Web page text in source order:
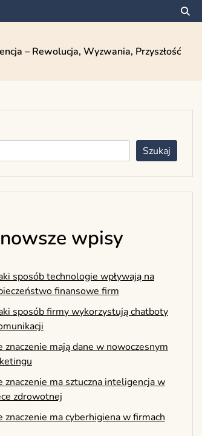
– Rewolucja, Wyzwania, Przyszłość
Szukaj
wpisy
sposób technologie wpływają na
finansowe firm
sposób firmy wykorzystują chatboty
znaczenie mają dane w nowoczesnym
znaczenie ma sztuczna inteligencja w
zdrowotnej
znaczenie ma cyberhigiena w firmach